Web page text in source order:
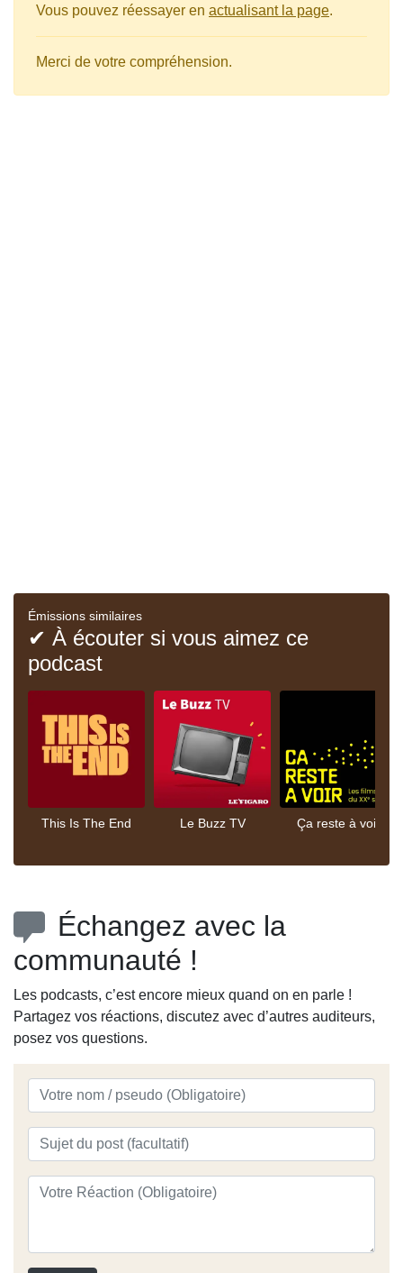
Vous pouvez réessayer en actualisant la page.
Merci de votre compréhension.
Émissions similaires
✔ À écouter si vous aimez ce
podcast
This Is The End Le Buzz TV Ça reste à voir
Échangez avec la
communauté !
Les podcasts, c’est encore mieux quand on en parle !
Partagez vos réactions, discutez avec d’autres auditeurs,
posez vos questions.